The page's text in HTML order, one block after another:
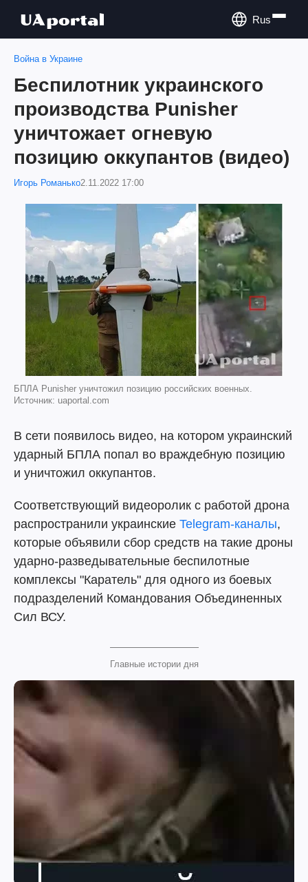
Rus
Война в Украине
Беспилотник украинского
производства Punisher
уничтожает огневую
позицию оккупантов (видео)
Игорь Романько2.11.2022 17:00
БПЛА Punisher уничтожил позицию российских военных.
Источник: uaportal.com
В сети появилось видео, на котором украинский
ударный БПЛА попал во враждебную позицию
и уничтожил оккупантов.
Соответствующий видеоролик с работой дрона
распространили украинские Telegram-каналы,
которые объявили сбор средств на такие дроны
ударно-разведывательные беспилотные
комплексы "Каратель" для одного из боевых
подразделений Командования Объединенных
Сил ВСУ.
Главные истории дня